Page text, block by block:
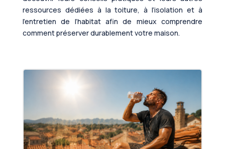
ressources dédiées à la toiture, à l’isolation et à
l’entretien de l’habitat afin de mieux comprendre
comment préserver durablement votre maison.